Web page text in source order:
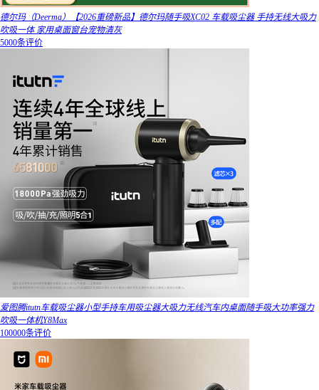
德尔玛（Deerma）【2026重磅新品】德尔玛随手吸XC02 车载吸尘器 手持无线大吸力
吹吸一体 家用桌面窗台宠物清灰
5000条评价
爱图腾itutn车载吸尘器小型手持车用吸尘器大吸力无线汽车内桌面随手吸大功率强力
吹吸一体机Y8Max
100000条评价